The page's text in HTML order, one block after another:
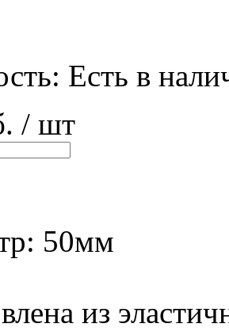
Есть в
/ шт
50мм
из